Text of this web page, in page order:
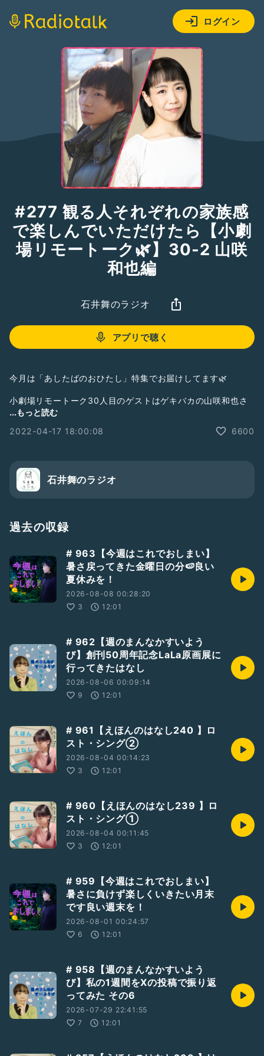
ログイン
#277 観る人それぞれの家族感
で楽しんでいただけたら【小劇
場リモートーク🌿】30-2 山咲
和也編
石井舞のラジオ
アプリで聴く
今月は「あしたばのおひたし」特集でお届けしてます🌿
小劇場リモートーク30人目のゲストはゲキバカの山咲和也さ
んです！
https://radiotalk.jp/talk/783395
伊澤さんのお答え回はこちら
https://radiotalk.jp/talk/785846
【チケット予約受付中】
オカムラ企画「あしたばのおひたし」
公式HP:https://okamura-kikaku.jimdosite.com
公式Twitter:
https://twitter.com/kikakuokamura
山咲和也扱い予約:
https://www.quartet-online.net/ticket/ashitaba?
https://www.quartet-online.net/ticket/ashitaba?
m=0tbbhgb
山咲和也
https://twitter.com/kazuyav2nd
https://m.youtube.com/channel/UC76PcS5L4Z-
NKkubEyCbTJQ
----------------
次回ゲストは小林咲子さんです。
明日4/18(月)18:00に初回配信します。
いいね、ギフト、「質問を送る」へご感想などいただけたら嬉
しいです✨
#ゲストと一緒に配信
#リモートーク #小劇場リモートーク
#女優 #演劇#俳優
#あしたばのおひたし
...もっと読む
2022-04-17 18:00:08
6600
石井舞のラジオ
過去の収録
# 963【今週はこれでおしまい】
暑さ戻ってきた金曜日の分🍉良い
夏休みを！
2026-08-08 00:28:20
3
12:01
# 962【週のまんなかすいよう
び】創刊50周年記念LaLa原画展に
行ってきたはなし
2026-08-06 00:09:14
9
12:01
# 961【えほんのはなし240 】ロ
スト・シング②
2026-08-04 00:14:23
3
12:01
# 960【えほんのはなし239 】ロ
スト・シング①
2026-08-04 00:11:45
3
12:01
# 959【今週はこれでおしまい】
暑さに負けず楽しくいきたい月末
です良い週末を！
2026-08-01 00:24:57
6
12:01
# 958【週のまんなかすいよう
び】私の1週間をXの投稿で振り返
ってみた その6
2026-07-29 22:41:55
7
12:01